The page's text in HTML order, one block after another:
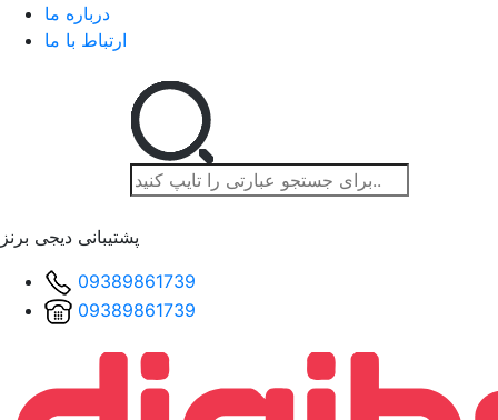
درباره ما
ارتباط با ما
پشتیبانی دیجی برنز
09389861739
09389861739